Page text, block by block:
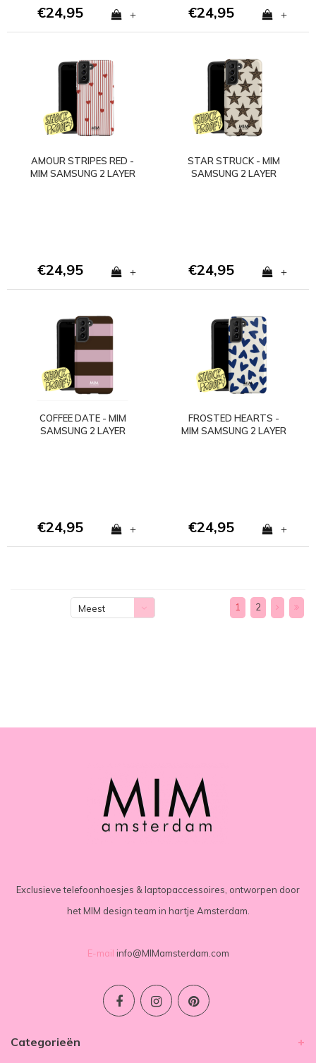
€24,95 + €24,95 +
AMOUR STRIPES RED -
MIM SAMSUNG 2 LAYER
€24,95 +
STAR STRUCK - MIM
SAMSUNG 2 LAYER
€24,95 +
COFFEE DATE - MIM
SAMSUNG 2 LAYER
€24,95 +
FROSTED HEARTS -
MIM SAMSUNG 2 LAYER
€24,95 +
Meest
1 2
Exclusieve telefoonhoesjes & laptopaccessoires, ontworpen door
het MIM design team in hartje Amsterdam.
E-mail info@MIMamsterdam.com
Categorieën